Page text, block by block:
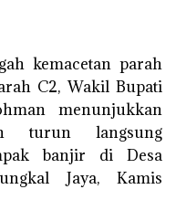
kemacetan parah
C2, Wakil Bupati
menunjukkan
turun langsung
banjir di Desa
Jaya, Kamis